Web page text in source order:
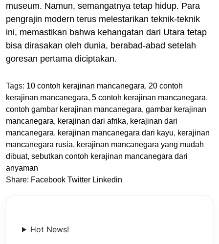
museum. Namun, semangatnya tetap hidup. Para
pengrajin modern terus melestarikan teknik-teknik
ini, memastikan bahwa kehangatan dari Utara tetap
bisa dirasakan oleh dunia, berabad-abad setelah
goresan pertama diciptakan.
Tags: 10 contoh kerajinan mancanegara, 20 contoh
kerajinan mancanegara, 5 contoh kerajinan mancanegara,
contoh gambar kerajinan mancanegara, gambar kerajinan
mancanegara, kerajinan dari afrika, kerajinan dari
mancanegara, kerajinan mancanegara dari kayu, kerajinan
mancanegara rusia, kerajinan mancanegara yang mudah
dibuat, sebutkan contoh kerajinan mancanegara dari
anyaman
Share: Facebook Twitter Linkedin
Hot News!